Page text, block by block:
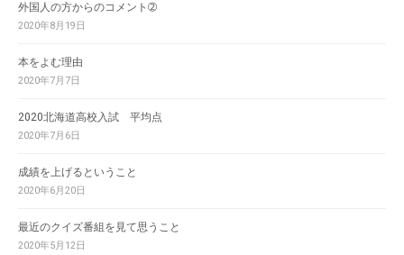
外国人の方からのコメント➁
2020年8月19日
本をよむ理由
2020年7月7日
2020北海道高校入試 平均点
2020年7月6日
成績を上げるということ
2020年6月20日
最近のクイズ番組を見て思うこと
2020年5月12日